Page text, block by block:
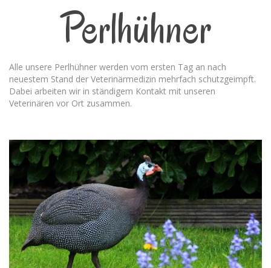
Perlhühner
Alle unsere Perlhühner werden vom ersten Tag an nach
neuestem Stand der Veterinärmedizin mehrfach schutzgeimpft.
Dabei arbeiten wir in ständigem Kontakt mit unseren
Veterinären vor Ort zusammen.